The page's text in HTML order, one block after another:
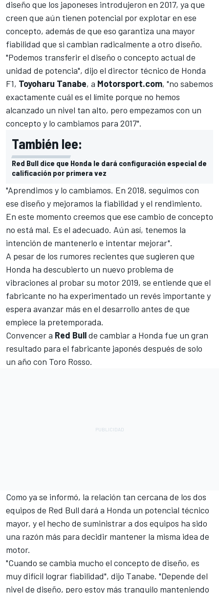
diseño que los japoneses introdujeron en 2017, ya que
creen que aún tienen potencial por explotar en ese
concepto, además de que eso garantiza una mayor
fiabilidad que si cambian radicalmente a otro diseño.
"Podemos transferir el diseño o concepto actual de
unidad de potencia", dijo el director técnico de Honda
F1, Toyoharu Tanabe, a Motorsport.com, "no sabemos
exactamente cuál es el límite porque no hemos
alcanzado un nivel tan alto, pero empezamos con un
concepto y lo cambiamos para 2017".
También lee:
Red Bull dice que Honda le dará configuración especial de
calificación por primera vez
"Aprendimos y lo cambiamos. En 2018, seguimos con
ese diseño y mejoramos la fiabilidad y el rendimiento.
En este momento creemos que ese cambio de concepto
no está mal. Es el adecuado. Aún así, tenemos la
intención de mantenerlo e intentar mejorar".
A pesar de los rumores recientes que sugieren que
Honda ha descubierto un nuevo problema de
vibraciones al probar su motor 2019, se entiende que el
fabricante no ha experimentado un revés importante y
espera avanzar más en el desarrollo antes de que
empiece la pretemporada.
Convencer a Red Bullde cambiar a Honda fue un gran
resultado para el fabricante japonés después de solo
un año con Toro Rosso.
Como ya se informó, la relación tan cercana de los dos
equipos de Red Bull dará a Honda un potencial técnico
mayor, y el hecho de suministrar a dos equipos ha sido
una razón más para decidir mantener la misma idea de
motor.
"Cuando se cambia mucho el concepto de diseño, es
muy difícil lograr fiabilidad", dijo Tanabe. "Depende del
nivel de diseño, pero estoy más tranquilo manteniendo